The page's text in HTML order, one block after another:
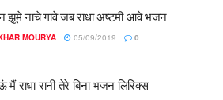
झूमे नाचे गावे जब राधा अष्टमी आवे भजन
MOURYA 05/09/2019 0
राधा रानी तेरे बिना भजन लिरिक्स